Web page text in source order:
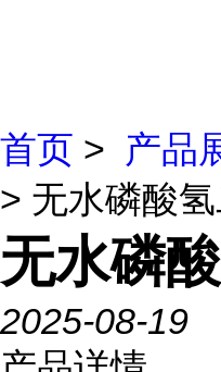
首页 > 产品
> 无水磷酸
无水磷
2025-08-19